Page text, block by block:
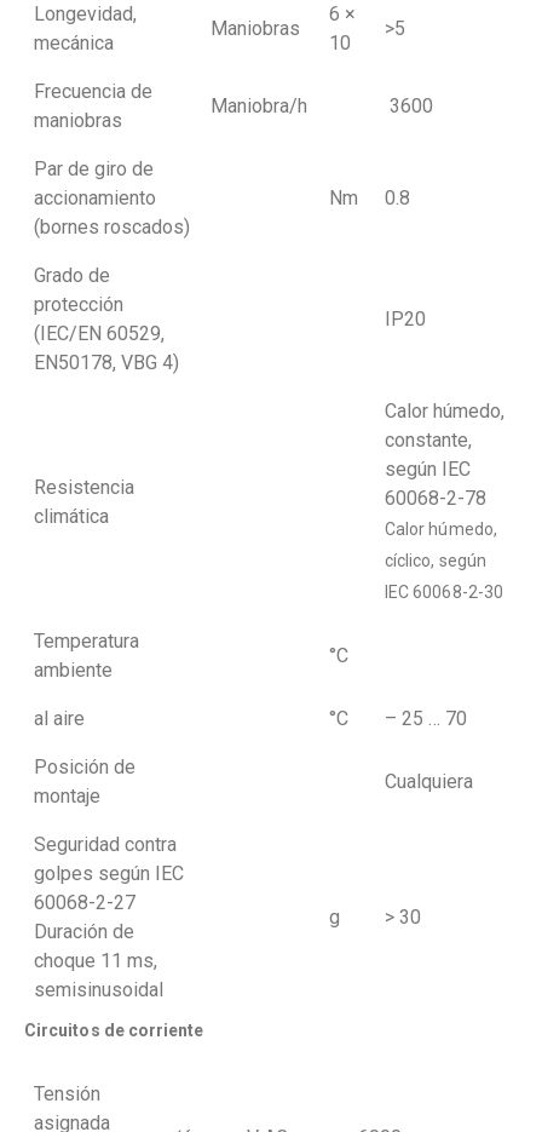
Longevidad,
mecánica
Maniobras
6 ×
10
>5
Frecuencia de
maniobras
Maniobra/h 3600
Par de giro de
accionamiento
(bornes roscados)
Nm 0.8
Grado de
protección
(IEC/EN 60529,
EN50178, VBG 4)
IP20
Resistencia
climática
Calor húmedo,
constante,
según IEC
60068-2-78
Calor húmedo,
cíclico, según
IEC 60068-2-30
Temperatura
ambiente
°C
al aire °C – 25 … 70
Posición de
montaje
Cualquiera
Seguridad contra
golpes según IEC
60068-2-27
Duración de
choque 11 ms,
semisinusoidal
g > 30
Circuitos de corriente
Tensión
asignada